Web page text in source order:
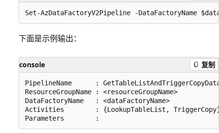
下面是示例输出：
console 复制
PipelineName      :
ResourceGroupName : <resourceGroupName>
DataFactoryName   : <dataFactoryName>
Activities        : {LookupTableList,